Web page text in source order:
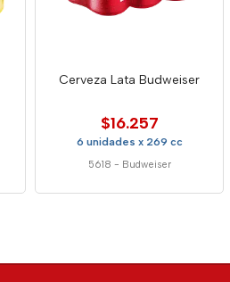
Cerveza Lata Budweiser
$16.257
6 unidades x 269 cc
5618 - Budweiser